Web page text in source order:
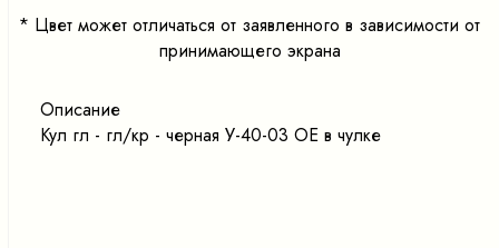
* Цвет может отличаться от заявленного в зависимости от
принимающего экрана
Описание
Кул гл - гл/кр - черная У-40-03 ОЕ в чулке